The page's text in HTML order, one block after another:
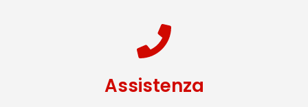
Assistenza